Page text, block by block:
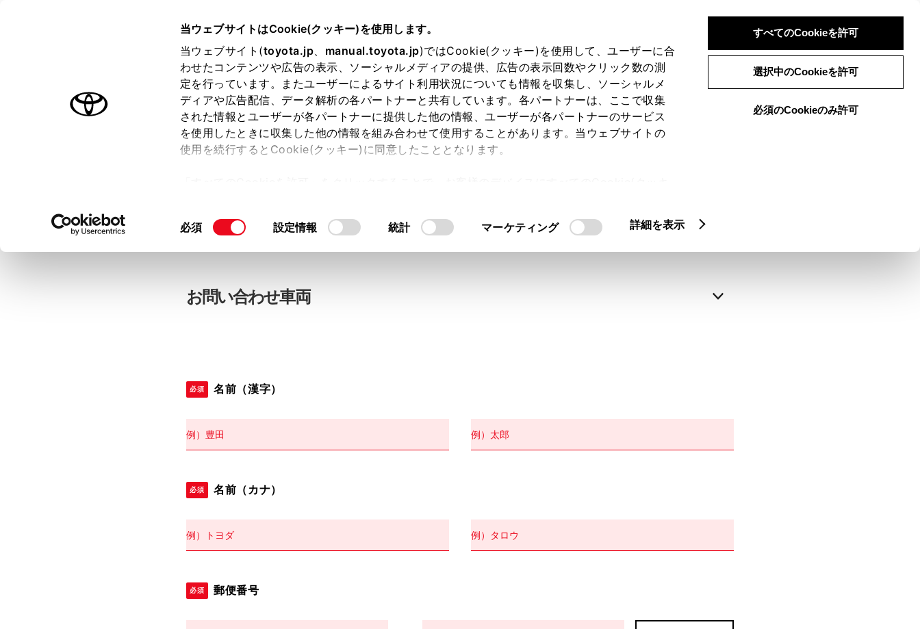
は必須です。
当ウェブサイトはCookie(クッキー)を使用します。
当ウェブサイト(toyota.jp、 manual.toyota.jp)ではCookie(クッキー)を使用して、ユーザーに合
わせたコンテンツや広告の表示、ソーシャルメディアの提供、広告の表示回数やクリック数の測
定を行っています。またユーザーによるサイト利用状況についても情報を収集し、ソーシャルメ
ディアや広告配信、データ解析の各パートナーと共有しています。各パートナーは、ここで収集
された情報とユーザーが各パートナーに提供した他の情報、ユーザーが各パートナーのサービス
を使用したときに収集した他の情報を組み合わせて使用することがあります。当ウェブサイトの
使用を続行するとCookie(クッキー)に同意したこととなります。
て」をご覧ください。
同
択
必須 設定情報 統計 マーケティング 詳細を表示
すべてのCookieを許可
選択中のCookieを許可
必須のCookieのみ許可
中古車：お問い合わせ
お客さま情報の入力 入力内容のご確認
ログインして自動入力
お問い合わせ車両
必須 名前（漢字）
必須 名前（カナ）
必須 郵便番号